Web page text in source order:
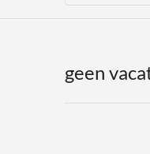
geen